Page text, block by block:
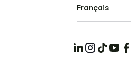
Français